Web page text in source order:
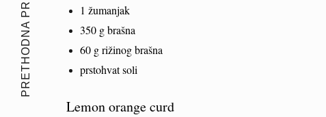
PRETHODNA PRIČA
1 žumanjak
350 g brašna
60 g rižinog brašna
prstohvat soli
Lemon orange curd